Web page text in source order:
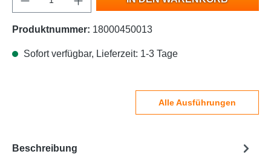
Produktnummer: 18000450013
Sofort verfügbar, Lieferzeit: 1-3 Tage
Alle Ausführungen
Beschreibung